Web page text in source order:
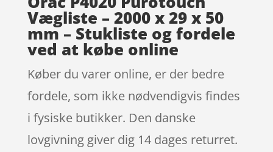
Vægliste – 2000 x 29 x 50
mm – Stukliste og fordele
ved at købe online
Køber du varer online, er der bedre
fordele, som ikke nødvendigvis findes
i fysiske butikker. Den danske
lovgivning giver dig 14 dages returret.